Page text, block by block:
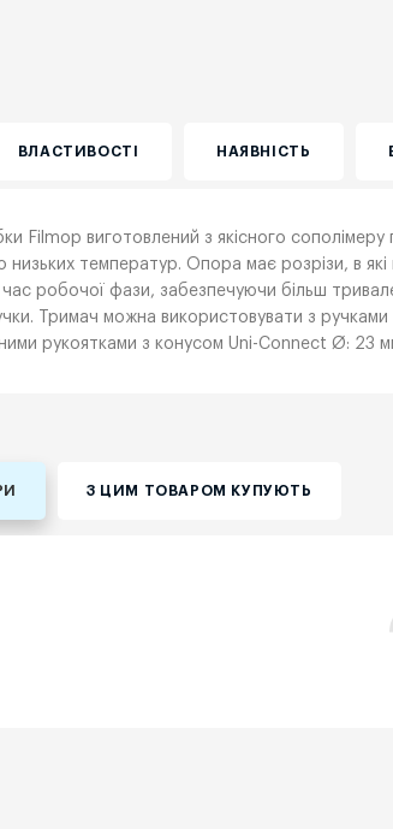
ВЛАСТИВОСТІ НАЯВНІСТЬ
Filmop виготовлений з якісного сополімеру
низьких температур. Опора має розрізи, в
час робочої фази, забезпечуючи більш
Тримач можна використовувати з
рукоятками з конусом Uni-Connect Ø: 23
З ЦИМ ТОВАРОМ КУПУЮТЬ